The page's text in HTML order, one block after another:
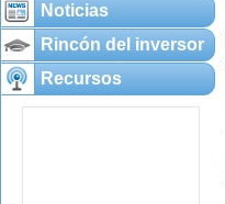
Noticias
Rincón del inversor
Recursos